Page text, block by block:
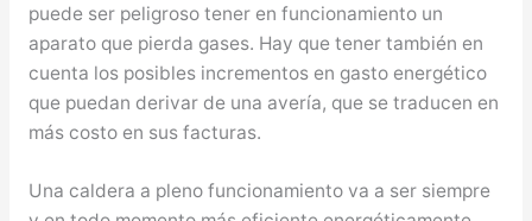
puede ser peligroso tener en funcionamiento un
aparato que pierda gases. Hay que tener también en
cuenta los posibles incrementos en gasto energético
que puedan derivar de una avería, que se traducen en
más costo en sus facturas.
Una caldera a pleno funcionamiento va a ser siempre